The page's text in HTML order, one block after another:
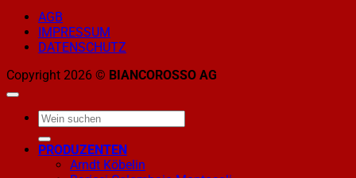
AGB
IMPRESSUM
DATENSCHUTZ
Copyright 2026 © BIANCOROSSO AG
PRODUZENTEN
Arndt Köbelin